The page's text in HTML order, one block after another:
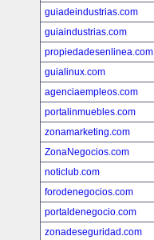
guiadeindustrias.com
guiaindustrias.com
propiedadesenlinea.com
guialinux.com
agenciaempleos.com
portalinmuebles.com
zonamarketing.com
ZonaNegocios.com
noticlub.com
forodenegocios.com
portaldenegocio.com
zonadeseguridad.com